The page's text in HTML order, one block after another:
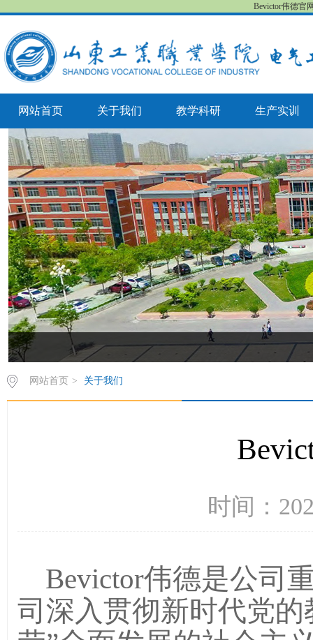
Bevictor伟德官
网站首页 关于我们 教学科研 生产实训
网站首页 > 关于我们
时间：
Bevictor伟德是公司
司深入贯彻新时代党